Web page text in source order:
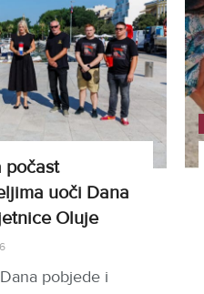
počast
uoči Dana
Oluje
pobjede i